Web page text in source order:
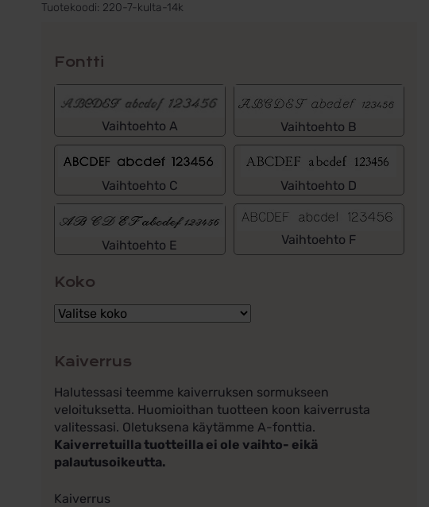
Tuotekoodi: 220-7-kulta-14k
Fontti
Vaihtoehto A Vaihtoehto B
Vaihtoehto C Vaihtoehto D
Vaihtoehto E Vaihtoehto F
Koko
Kaiverrus
Halutessasi teemme kaiverruksen sormukseen
veloituksetta. Huomioithan tuotteen koon kaiverrusta
valitessasi. Oletuksena käytämme A-fonttia.
Kaiverretuilla tuotteilla ei ole vaihto- eikä
palautusoikeutta.
Kaiverrus